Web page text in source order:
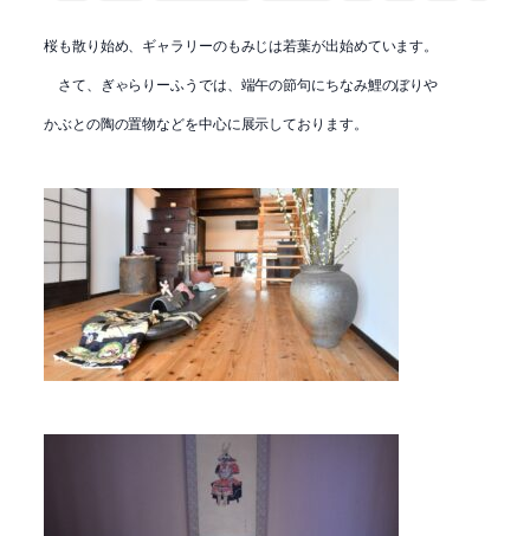
桜も散り始め、ギャラリーのもみじは若葉が出始めています。
さて、ぎゃらりーふうでは、端午の節句にちなみ鯉のぼりや
かぶとの陶の置物などを中心に展示しております。